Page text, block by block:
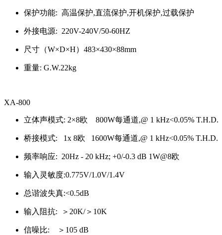
保护功能: 高温保护,直流保护,开机保护,过载保护
外接电源: 220V-240V/50-60HZ
尺寸（W×D×H）483×430×88mm
重量: G.W.22kg
XA-800
立体声模式: 2×8欧 800W每通道,@ 1 kHz<0.05%
桥接模式: 1x 8欧 1600W每通道,@ 1 kHz<0.05% T.H.D.
频率响应: 20Hz - 20 kHz; +0/-0.3 dB 1W@8欧
输入灵敏度:0.775V/1.0V/1.4V
总谐波失真:<0.5dB
输入阻抗: ＞20K/＞10K
信噪比: ＞105 dB